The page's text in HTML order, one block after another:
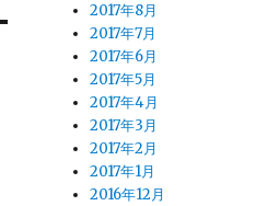
2017年8月
2017年7月
2017年6月
2017年5月
2017年4月
2017年3月
2017年2月
2017年1月
2016年12月